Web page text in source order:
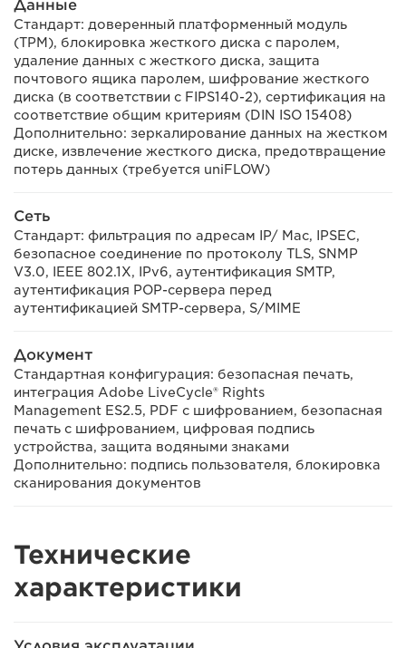
Данные
Стандарт: доверенный платформенный модуль
(TPM), блокировка жесткого диска с паролем,
удаление данных с жесткого диска, защита
почтового ящика паролем, шифрование жесткого
диска (в соответствии с FIPS140-2), сертификация на
соответствие общим критериям (DIN ISO 15408)
Дополнительно: зеркалирование данных на жестком
диске, извлечение жесткого диска, предотвращение
потерь данных (требуется uniFLOW)
Сеть
Стандарт: фильтрация по адресам IP/ Mac, IPSEC,
безопасное соединение по протоколу TLS, SNMP
V3.0, IEEE 802.1X, IPv6, аутентификация SMTP,
аутентификация POP-сервера перед
аутентификацией SMTP-сервера, S/MIME
Документ
Стандартная конфигурация: безопасная печать,
интеграция Adobe LiveCycle® Rights
Management ES2.5, PDF с шифрованием, безопасная
печать с шифрованием, цифровая подпись
устройства, защита водяными знаками
Дополнительно: подпись пользователя, блокировка
сканирования документов
Технические
характеристики